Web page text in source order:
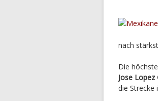
nach
Die
Jose Lopez
die Strecke